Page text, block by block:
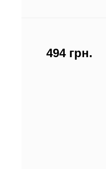
494 грн.